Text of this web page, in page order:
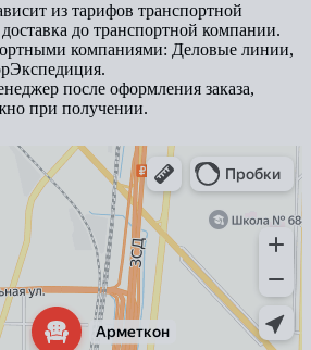
из тарифов транспортной
до транспортной компании.
компаниями: Деловые линии,
после оформления заказа,
при получении.